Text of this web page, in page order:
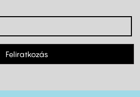
Feliratkozás